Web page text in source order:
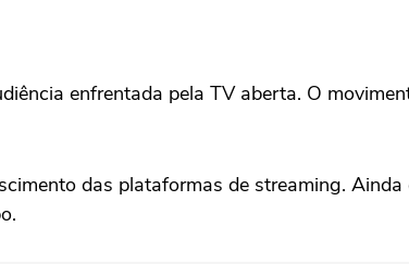
enfrentada pela TV aberta. O
das plataformas de streaming.